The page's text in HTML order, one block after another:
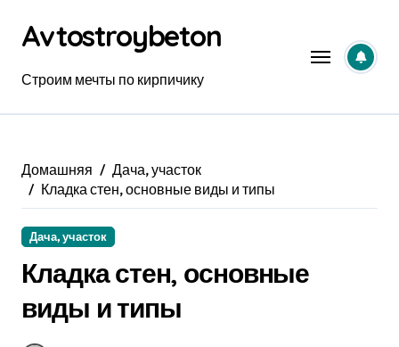
содержанию
Avtostroybeton
Строим мечты по кирпичику
Домашняя
Дача, участок
Кладка стен, основные виды и типы
Дача, участок
Кладка стен, основные
виды и типы